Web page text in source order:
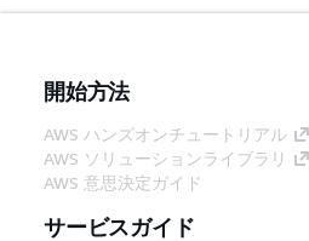
開始方法
AWS ハンズオンチュートリアル
AWS ソリューションライブラリ
AWS 意思決定ガイド
サービスガイド